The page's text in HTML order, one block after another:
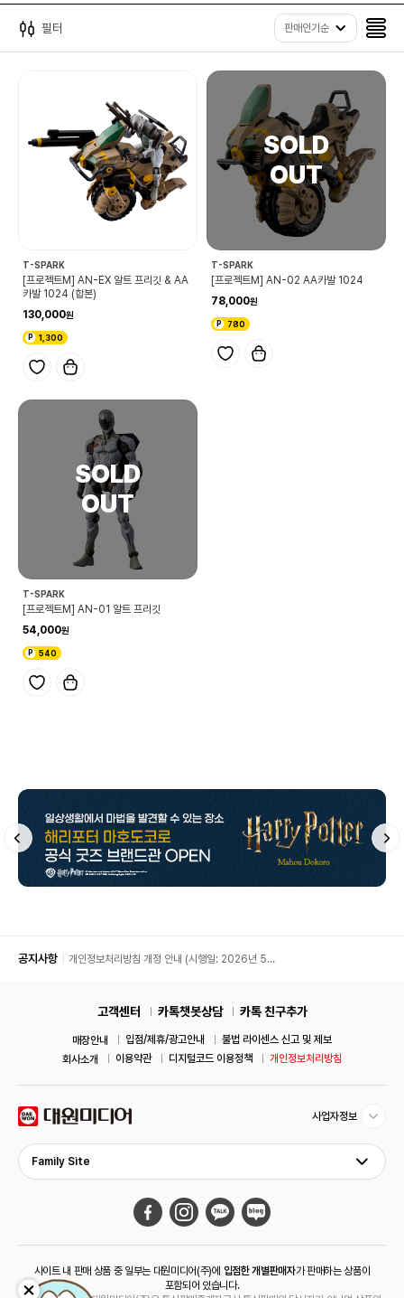
필터 판매인기순
T-SPARK
[프로젝트M] AN-EX 알트 프리깃 & AA
카발 1024 (합본)
130,000
1,300
T-SPARK
[프로젝트M] AN-02 AA카발 1024
78,000
780
T-SPARK
[프로젝트M] AN-01 알트 프리깃
54,000
540
공지사항
개인정보처리방침 개정 안내 (시행일: 2026년 5월
고객센터 카톡챗봇상담 카톡 친구추가
매장안내 입점/제휴/광고안내
불법 라이센스 신고 및 제보
회사소개
이용약관 디지털코드 이용정책 개인정보처리방침
사업자정보
Family Site
사이트 내 판매 상품 중 일부는 대원미디어(주)에 입점한 개별판매자가 판매하는 상품이
포함되어 있습니다.